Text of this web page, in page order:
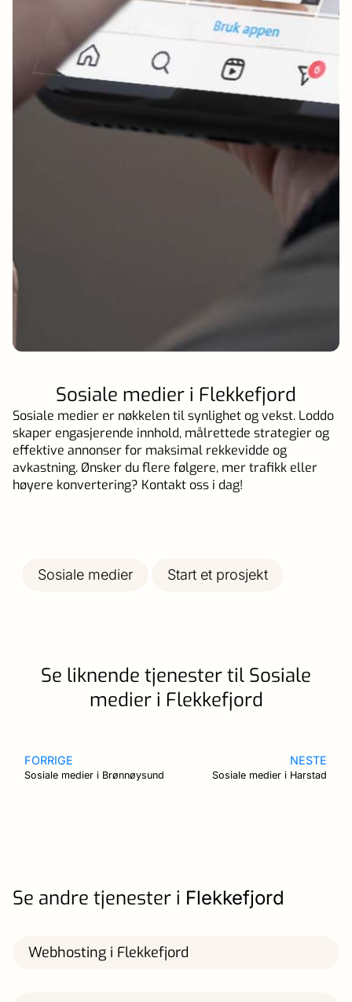
Sosiale medier i Flekkefjord
Sosiale medier er nøkkelen til synlighet og vekst. Loddo
skaper engasjerende innhold, målrettede strategier og
effektive annonser for maksimal rekkevidde og
avkastning. Ønsker du flere følgere, mer trafikk eller
høyere konvertering? Kontakt oss i dag!
Sosiale medier Start et prosjekt
Se liknende tjenester til Sosiale
medier i Flekkefjord
FORRIGE
Sosiale medier i Brønnøysund
NESTE
Sosiale medier i Harstad
Se andre tjenester i Flekkefjord
Webhosting i Flekkefjord